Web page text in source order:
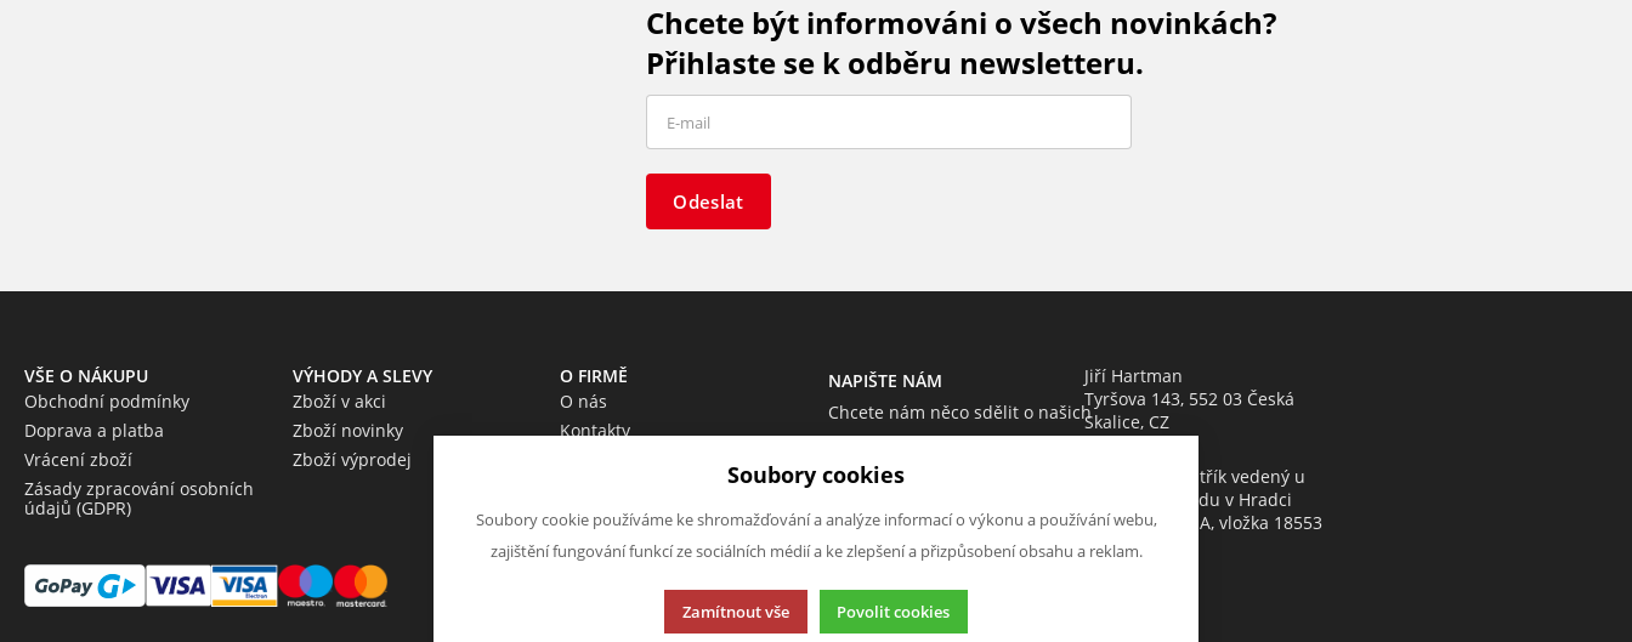
Chcete být informováni o všech novinkách?
Přihlaste se k odběru newsletteru.
Odeslat
VŠE O NÁKUPU
Obchodní podmínky
Doprava a platba
Vrácení zboží
Zásady zpracování osobních
údajů (GDPR)
VÝHODY A SLEVY
Zboží v akci
Zboží novinky
Zboží výprodej
O FIRMĚ
O nás
Kontakty
NAPIŠTE NÁM
Chcete nám něco sdělit o našich
Neváhejte napsat.
Chci napsat zprávu
Jiří Hartman
Tyršova 143, 552 03 Česká
Skalice, CZ
Obchodní rejstřík vedený u
Krajského soudu v Hradci
Králové, oddíl A, vložka 18553
Soubory cookies
Soubory cookie používáme ke shromažďování a analýze informací o výkonu a používání webu,
zajištění fungování funkcí ze sociálních médií a ke zlepšení a přizpůsobení obsahu a reklam.
Zamítnout vše Povolit cookies